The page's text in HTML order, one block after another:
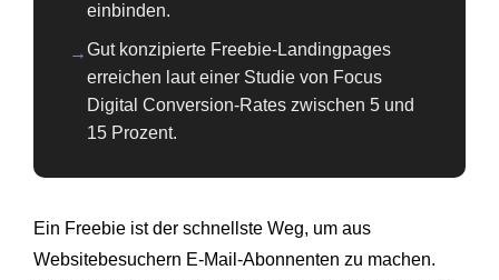
einbinden.
→Gut konzipierte Freebie-Landingpages
erreichen laut einer Studie von Focus
Digital Conversion-Rates zwischen 5 und
15 Prozent.
Ein Freebie ist der schnellste Weg, um aus
Websitebesuchern E-Mail-Abonnenten zu machen.